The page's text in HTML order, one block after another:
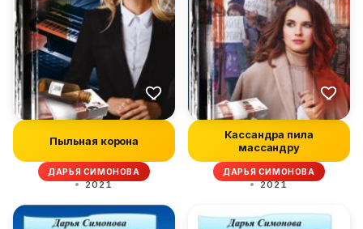
Пыльная корона
ДАРЬЯ СИМОНОВА
2021
Кассандра пила
массандру
ДАРЬЯ СИМОНОВА
2021